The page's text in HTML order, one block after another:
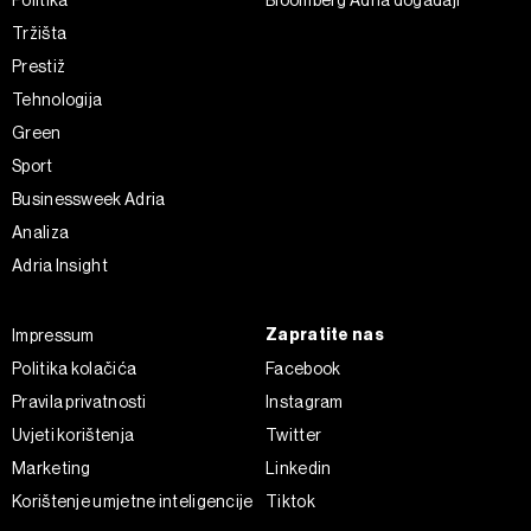
o vašim pravima pročitajte u našoj
ažurirati klikom na „Prikaži detalje“. Privolu možete u bilo
kojem trenutku povući bez negativnih posljedica.
Tržišta
Prestiž
Tehnologija
Green
Sport
Businessweek Adria
Analiza
Adria Insight
Impressum
Politika kolačića
Pravila privatnosti
Uvjeti korištenja
Marketing
Korištenje umjetne inteligencije
Zapratite nas
Facebook
Instagram
Twitter
Linkedin
Tiktok